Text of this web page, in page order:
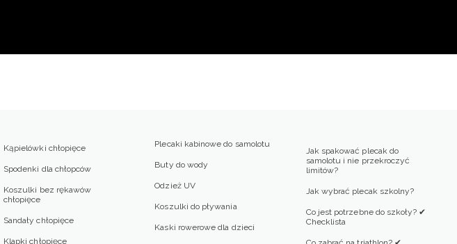
Kąpielówki chłopięce
Spodenki dla chłopców
Koszulki bez rękawów
chłopięce
Sandały chłopięce
Klapki chłopięce
Plecaki kabinowe do samolotu
Buty do wody
Odzież UV
Koszulki do pływania
Kaski rowerowe dla dzieci
Jak spakować plecak do
samolotu i nie przekroczyć
limitów?
Jak wybrać plecak szkolny?
Co jest potrzebne do szkoły? ✔
Checklista